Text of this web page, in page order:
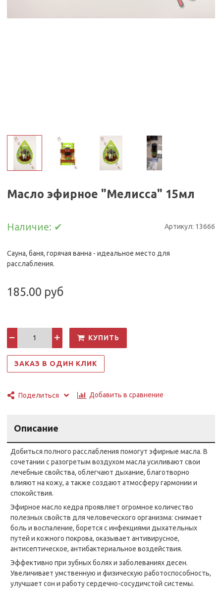
Масло эфирное "Мелисса" 15мл
Наличие: ✔ Артикул: 13666
Сауна, баня, горячая ванна - идеальное место для
расслабления.
185.00 руб
КУПИТЬ
ЗАКАЗ В ОДИН КЛИК
Поделиться Добавить в сравнение
Описание
Добиться полного расслабления помогут эфирные масла. В
сочетании с разогретым воздухом масла усиливают свои
лечебные свойства, облегчают дыхание, благотворно
влияют на кожу, а также создают атмосферу гармонии и
спокойствия.
Эфирное масло кедра проявляет огромное количество
полезных свойств для человеческого организма: снимает
боль и воспаление, борется с инфекциями дыхательных
путей и кожного покрова, оказывает антивирусное,
антисептическое, антибактериальное воздействия.
Эффективно при зубных болях и заболеваниях десен.
Увеличивает умственную и физическую работоспособность,
улучшает сон и работу сердечно-сосудичстой системы.